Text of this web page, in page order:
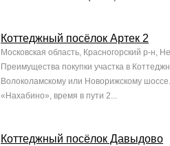
Коттеджный посёлок Артек 2
Московская область, Красногорский р-н,
Преимущества покупки участка в
Волоколамскому или Новорижскому
«Нахабино», время в пути 2...
Коттеджный посёлок Давыдово